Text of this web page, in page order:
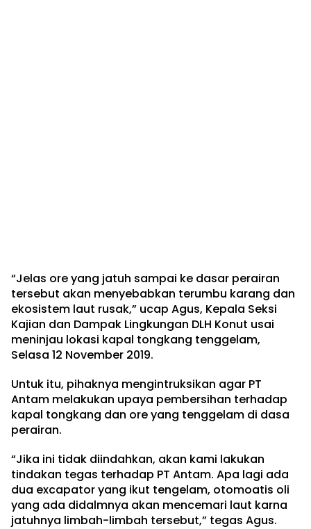
“Jelas ore yang jatuh sampai ke dasar perairan
tersebut akan menyebabkan terumbu karang dan
ekosistem laut rusak,” ucap Agus, Kepala Seksi
Kajian dan Dampak Lingkungan DLH Konut usai
meninjau lokasi kapal tongkang tenggelam,
Selasa 12 November 2019.
Untuk itu, pihaknya mengintruksikan agar PT
Antam melakukan upaya pembersihan terhadap
kapal tongkang dan ore yang tenggelam di dasa
perairan.
“Jika ini tidak diindahkan, akan kami lakukan
tindakan tegas terhadap PT Antam. Apa lagi ada
dua excapator yang ikut tengelam, otomoatis oli
yang ada didalmnya akan mencemari laut karna
jatuhnya limbah-limbah tersebut,” tegas Agus.